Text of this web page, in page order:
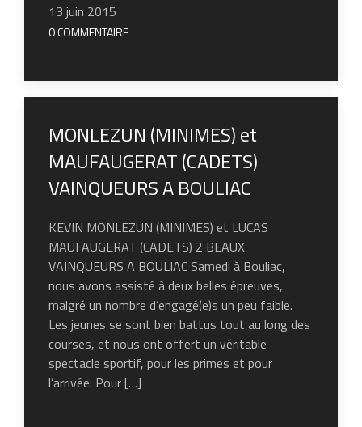
13 juin 2015
0 COMMENTAIRE
MONLEZUN (MINIMES) et
MAUFAUGERAT (CADETS)
VAINQUEURS A BOULIAC
KEVIN MONLEZUN (MINIMES) et LUCAS
MAUFAUGERAT (CADETS) 2 BEAUX
VAINQUEURS A BOULIAC Samedi à Bouliac,
nous avons assisté à deux belles épreuves,
malgré un nombre d’engagé(e)s un peu faible.
Les jeunes se sont bien battus tout au long des
courses, et nous ont offert un véritable
spectacle sportif, pour les primes et pour
l’arrivée. Pour […]